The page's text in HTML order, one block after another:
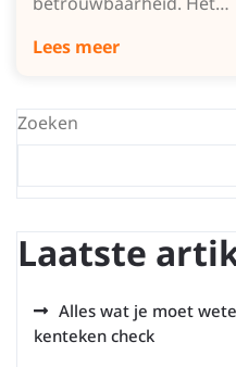
Lees meer
Zoeken
Laatste
Alles wat je moet
kenteken check